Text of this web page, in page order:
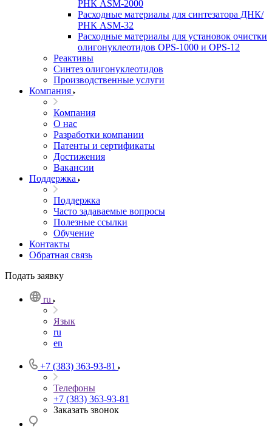
РНК ASM-­2000
Расходные материалы для синтезатора ДНК/
РНК ASM-­32
Расходные материалы для установок очистки
олигонуклеотидов OPS-­­1000 и OPS-­12
Реактивы
Синтез олигонуклеотидов
Производственные услуги
Компания
Компания
О нас
Разработки компании
Патенты и сертификаты
Достижения
Вакансии
Поддержка
Поддержка
Часто задаваемые вопросы
Полезные ссылки
Обучение
Контакты
Обратная связь
Подать заявку
ru
Язык
ru
en
+7 (383) 363-93-81
Телефоны
+7 (383) 363-93-81
Заказать звонок